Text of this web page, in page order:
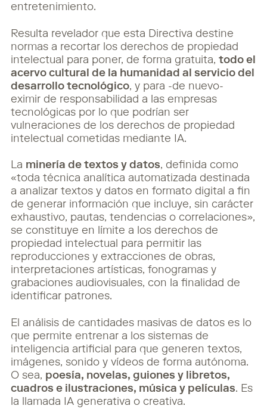
entretenimiento.
Resulta revelador que esta Directiva destine
normas a recortar los derechos de propiedad
intelectual para poner, de forma gratuita,todo el
acervo cultural de la humanidad al servicio del
desarrollo tecnológico, y para -de nuevo-
eximir de responsabilidad a las empresas
tecnológicas por lo que podrían ser
vulneraciones de los derechos de propiedad
intelectual cometidas mediante IA.
La minería de textos y datos, definida como
«toda técnica analítica automatizada destinada
a analizar textos y datos en formato digital a fin
de generar información que incluye, sin carácter
exhaustivo, pautas, tendencias o correlaciones»,
se constituye en límite a los derechos de
propiedad intelectual para permitir las
reproducciones y extracciones de obras,
interpretaciones artísticas, fonogramas y
grabaciones audiovisuales, con la finalidad de
identificar patrones.
El análisis de cantidades masivas de datos es lo
que permite entrenar a los sistemas de
inteligencia artificial para que generen textos,
imágenes, sonido y vídeos de forma autónoma.
O sea, poesía, novelas, guiones y libretos,
cuadros e ilustraciones, música y películas. Es
la llamada IA generativa o creativa.